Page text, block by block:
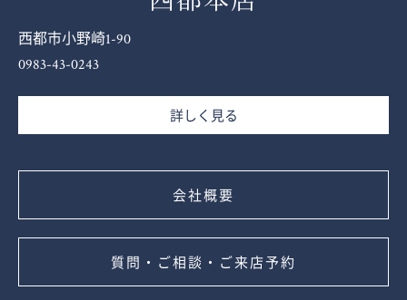
西都市小野崎1-90
0983-43-0243
詳しく見る
会社概要
質問・ご相談・ご来店予約